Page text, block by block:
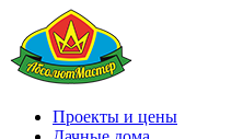
Проекты и цены